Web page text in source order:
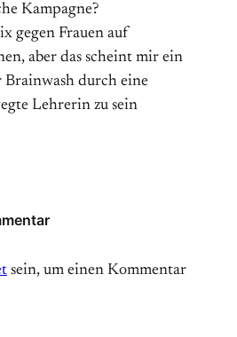
Kampagne?
gegen Frauen auf
aber das scheint mir ein
durch eine
Lehrerin zu sein
sein, um einen Kommentar